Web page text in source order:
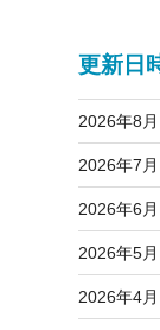
更新日
2026年8月
2026年7月
2026年6月
2026年5月
2026年4月